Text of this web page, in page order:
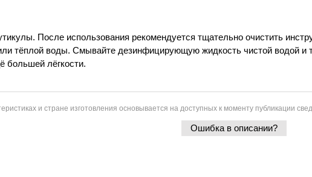
После использования рекомендуется тщательно очистить
тёплой воды. Смывайте дезинфицирующую жидкость чистой водой и
большей лёгкости.
и стране изготовления основывается на доступных к моменту публикации
Ошибка в описании?